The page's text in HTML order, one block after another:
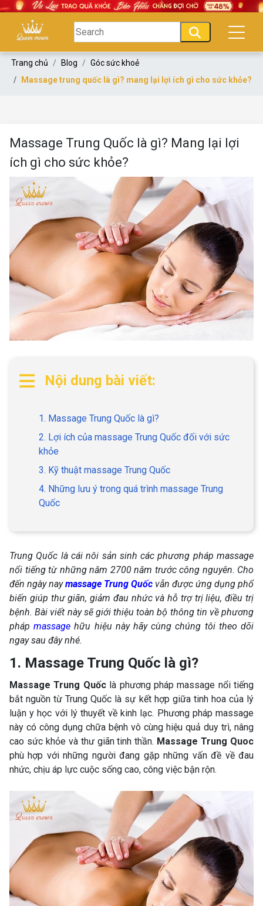
Trang chủ Blog
Góc sức khoẻ
Massage trung quốc là gì? mang lại lợi ích gì cho sức khỏe?
Massage Trung Quốc là gì? Mang lại lợi
ích gì cho sức khỏe?
Nội dung bài viết:
1. Massage Trung Quốc là gì?
2. Lợi ích của massage Trung Quốc đối với sức
khỏe
3. Kỹ thuật massage Trung Quốc
4. Những lưu ý trong quá trình massage Trung
Quốc
Trung Quốc là cái nôi sản sinh các phương pháp massage
nổi tiếng từ những năm 2700 năm trước công nguyên. Cho
đến ngày naymassage Trung Quốc vẫn được ứng dụng phổ
biến giúp thư giãn, giảm đau nhức và hỗ trợ trị liệu, điều trị
bệnh. Bài viết này sẽ giới thiệu toàn bộ thông tin về phương
phápmassage hữu hiệu này hãy cùng chúng tôi theo dõi
ngay sau đây nhé.
1. Massage Trung Quốc là gì?
Massage Trung Quốclà phương pháp massage nổi tiếng
bắt nguồn từ Trung Quốc là sự kết hợp giữa tinh hoa của lý
luận y học với lý thuyết về kinh lạc. Phương pháp massage
này có công dụng chữa bệnh vô cùng hiệu quả duy trì, nâng
cao sức khỏe và thư giãn tinh thần. Massage Trung Quoc
phù hợp với những người đang gặp những vấn đề về đau
nhức, chịu áp lực cuộc sống cao, công việc bận rộn.